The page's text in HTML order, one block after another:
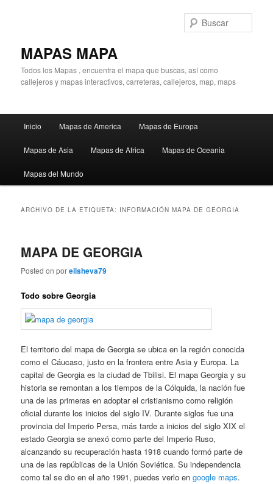
MAPAS MAPA
Todos los Mapas , encuentra el mapa que buscas, así como
callejeros y mapas interactivos, carreteras, callejeros, map, maps
principal
Inicio Mapas de America Mapas de Europa
Mapas de Asia Mapas de Africa Mapas de Oceania
Mapas del Mundo
ARCHIVO DE LA ETIQUETA: INFORMACIÓN MAPA DE GEORGIA
MAPA DE GEORGIA
Posted onporelisheva79
Todo sobre Georgia
El territorio del mapa de Georgia se ubica en la región conocida
como el Cáucaso, justo en la frontera entre Asia y Europa. La
capital de Georgia es la ciudad de Tbilisi. El mapa Georgia y su
historia se remontan a los tiempos de la Cólquida, la nación fue
una de las primeras en adoptar el cristianismo como religión
oficial durante los inicios del siglo IV. Durante siglos fue una
provincia del Imperio Persa, más tarde a inicios del siglo XIX el
estado Georgia se anexó como parte del Imperio Ruso,
alcanzando su recuperación hasta 1918 cuando formó parte de
una de las repúblicas de la Unión Soviética. Su independencia
como tal se dio en el año 1991, puedes verlo en google maps.